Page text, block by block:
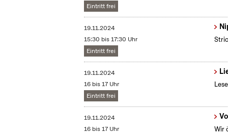
Eintritt frei
19.11.2024
15:30 bis 17:30 Uhr
Eintritt frei
19.11.2024
16 bis 17 Uhr
Eintritt frei
19.11.2024
16 bis 17 Uhr
Wir